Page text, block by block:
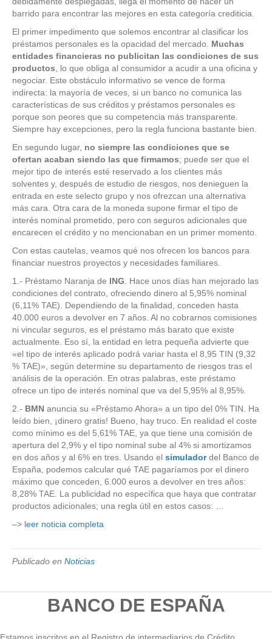
barrido para encontrar las mejores en esta categoría crediticia.
El primer impedimento que solemos encontrar al clasificar los
préstamos personales es la opacidad del mercado. Muchas
entidades financieras no publicitan las condiciones de sus
productos , lo que obliga al consumidor a acudir a una oficina y
negociar. Este obstáculo informativo se vence de forma
indirecta: la mayoría de veces, si un banco no comunica las
características de sus créditos y préstamos personales es
porque son peores que su competencia más transparente.
Siempre hay excepciones, pero la regla funciona bastante bien.
En segundo lugar, no siempre las condiciones que se
ofertan acaban siendo las que firmamos; puede ser que el
mejor tipo de interés esté reservado a los clientes más
solventes y, después de estudio de riesgos, nos denieguen la
entrada en este selecto grupo y nos ofrezcan una alternativa
más cara. Otra cara de la moneda supone firmar el tipo de
interés nominal prometido, pero con seguros adicionales que
encarecen el crédito y no mencionaban en un primer momento.
Con estas cautelas, veamos qué nos ofrecen los bancos para
financiar nuestros proyectos y necesidades familiares.
1.- Préstamo Naranja de ING . Hace unos días han mejorado las
condiciones del contrato, ofreciendo dinero al 5,95% nominal
(6,11% TAE). Dependiendo de la finalidad, conceden hasta
40.000 euros a devolver en 7 años. Al no cobrarnos comisiones
ni vincular seguros, es el préstamo más barato que existe
actualmente. Eso sí, la entidad en letra pequeña advierte que
«el tipo de interés aplicado podrá variar hasta el 8,95 TIN (9,32
% TAE)», según determine su departamento de riesgos tras el
análisis de la operación. En otras palabras, este préstamo
ofrece un tipo de interés nominal que va del 5,95% al 8,95%.
2.- BMN anuncia su «Préstamo Ahora» a un tipo del 0% TIN. Ha
leído bien, ¡dinero gratis! Bueno, hay truco. En realidad el coste
como mínimo es del 5,61% TAE, ya que tiene una comisión de
apertura del 2,9% y el tipo nominal sube al 4% si amortizamos
en dos años y al 6% en tres. Usando el simuladordel Banco de
España, podemos calcular qué TAE pagaríamos por el dinero
máximo que conceden, 6.000 euros a devolver en tres años:
8,28% TAE. La publicidad no específica que haya que contratar
productos adicionales; una regla útil en estos casos: …
–> leer noticia completa
Publicado en Noticias
BANCO DE ESPAÑA